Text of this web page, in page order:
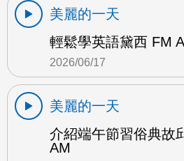
美麗的一天
輕鬆學英語黛西 FM
2026/06/17
美麗的一天
介紹端午節習俗典故
AM